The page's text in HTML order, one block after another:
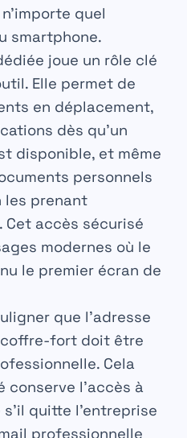
Arkhinéo
quel
smartphone.
joue un rôle clé
Elle permet de
en déplacement,
dès qu’un
disponible, et même
personnels
les prenant
Cet accès sécurisé
modernes où le
le premier écran de
que l’adresse
fort doit être
Cela
l’accès à
quitte l’entreprise
professionnelle